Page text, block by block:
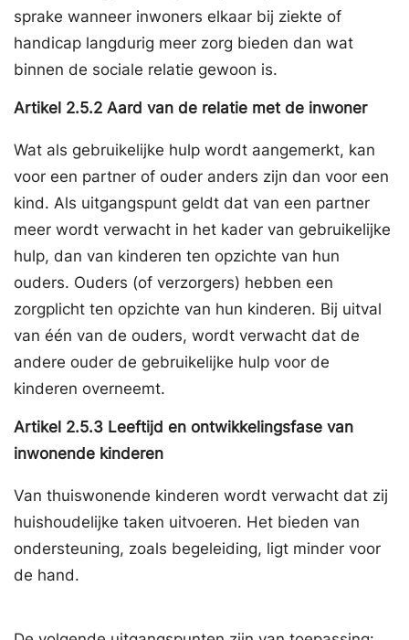
sprake wanneer inwoners elkaar bij ziekte of
handicap langdurig meer zorg bieden dan wat
binnen de sociale relatie gewoon is.
Artikel 2.5.2 Aard van de relatie met de inwoner
Wat als gebruikelijke hulp wordt aangemerkt, kan
voor een partner of ouder anders zijn dan voor een
kind. Als uitgangspunt geldt dat van een partner
meer wordt verwacht in het kader van gebruikelijke
hulp, dan van kinderen ten opzichte van hun
ouders. Ouders (of verzorgers) hebben een
zorgplicht ten opzichte van hun kinderen. Bij uitval
van één van de ouders, wordt verwacht dat de
andere ouder de gebruikelijke hulp voor de
kinderen overneemt.
Artikel 2.5.3 Leeftijd en ontwikkelingsfase van
inwonende kinderen
Van thuiswonende kinderen wordt verwacht dat zij
huishoudelijke taken uitvoeren. Het bieden van
ondersteuning, zoals begeleiding, ligt minder voor
de hand.